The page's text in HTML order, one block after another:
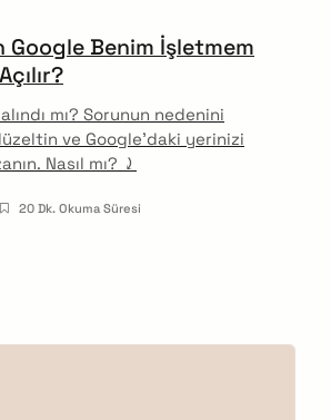
Google Benim İşletmem
mı? Sorunun nedenini
ve Google’daki yerinizi
Nasıl mı? ⤸
20 Dk. Okuma Süresi